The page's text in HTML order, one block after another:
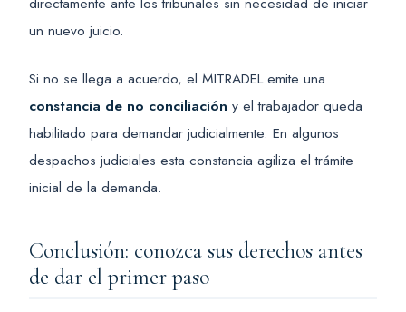
un nuevo juicio.
Si no se llega a acuerdo, el MITRADEL emite una
constancia de no conciliación y el trabajador queda
habilitado para demandar judicialmente. En algunos
despachos judiciales esta constancia agiliza el trámite
inicial de la demanda.
Conclusión: conozca sus derechos antes
de dar el primer paso